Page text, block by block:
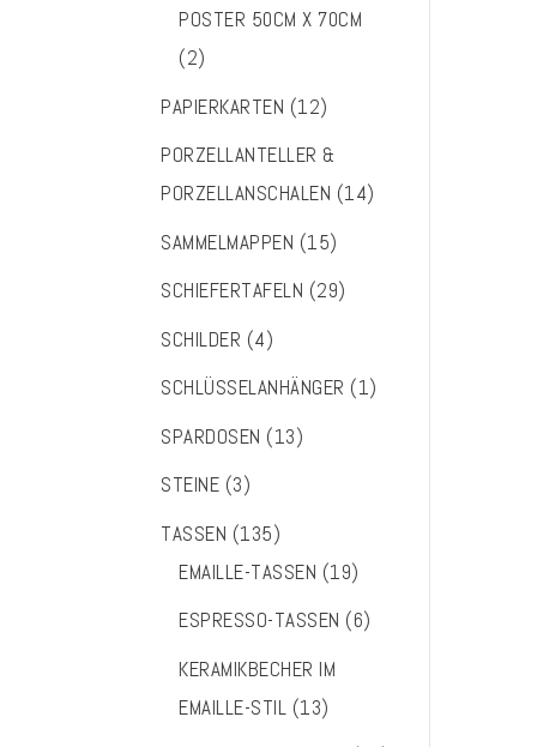
POSTER 50CM X 70CM
(2)
PAPIERKARTEN (12)
PORZELLANTELLER &
PORZELLANSCHALEN (14)
SAMMELMAPPEN (15)
SCHIEFERTAFELN (29)
SCHILDER (4)
SCHLÜSSELANHÄNGER (1)
SPARDOSEN (13)
STEINE (3)
TASSEN (135)
EMAILLE-TASSEN (19)
ESPRESSO-TASSEN (6)
KERAMIKBECHER IM
EMAILLE-STIL (13)